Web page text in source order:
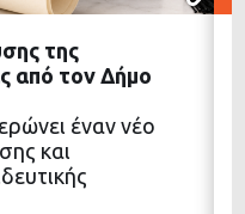
της
από τον Δήμο
έναν νέο
και